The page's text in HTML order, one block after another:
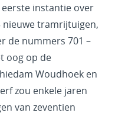
eerste instantie over
nieuwe tramrijtuigen,
de nummers 701 –
oog op de
Woudhoek en
zou enkele jaren
van zeventien